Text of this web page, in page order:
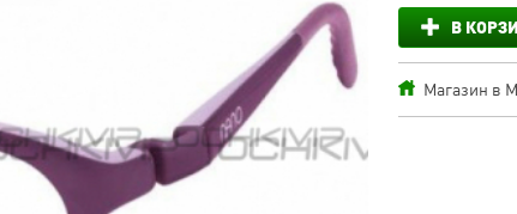
В
Магазин в